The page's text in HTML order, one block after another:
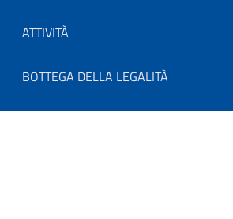
ATTIVITÀ
BOTTEGA DELLA LEGALITÀ